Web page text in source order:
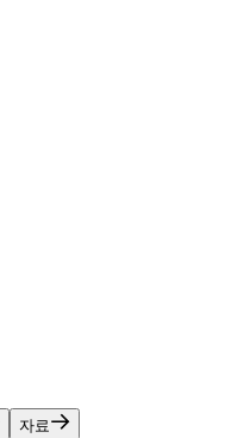
자료​​